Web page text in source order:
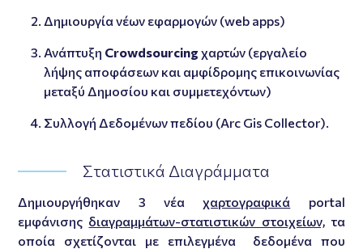
Δημιουργία νέων εφαρμογών (web apps)
Ανάπτυξη Crowdsourcing χαρτών (εργαλείο
λήψης αποφάσεων και αμφίδρομης επικοινωνίας
μεταξύ Δημοσίου και συμμετεχόντων)
Συλλογή Δεδομένων πεδίου (Arc Gis Collector).
Στατιστικά Διαγράμματα
Δημιουργήθηκαν 3 νέαχαρτογραφικά portal
εμφάνισης διαγραμμάτων-στατιστικών στοιχείων, τα
οποία σχετίζονται με επιλεγμένα δεδομένα που